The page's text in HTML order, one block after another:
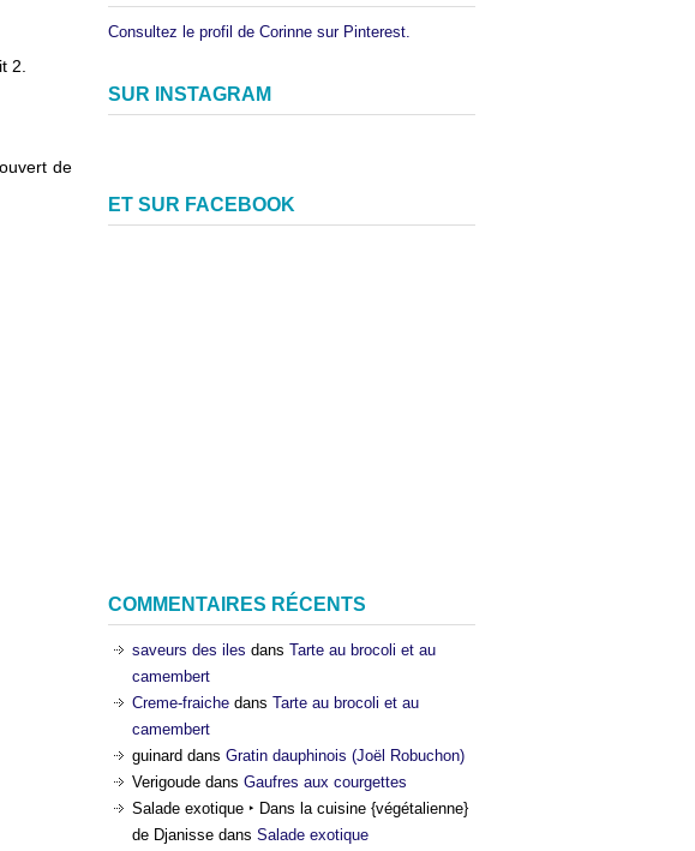
2.
de
Consultez le profil de Corinne sur Pinterest.
SUR INSTAGRAM
ET SUR FACEBOOK
COMMENTAIRES RÉCENTS
saveurs des iles dans Tarte au brocoli et au
camembert
Creme-fraichedans Tarte au brocoli et au
camembert
guinard dans Gratin dauphinois (Joël Robuchon)
Verigoudedans Gaufres aux courgettes
Salade exotique ‣ Dans la cuisine {végétalienne}
de Djanissedans Salade exotique